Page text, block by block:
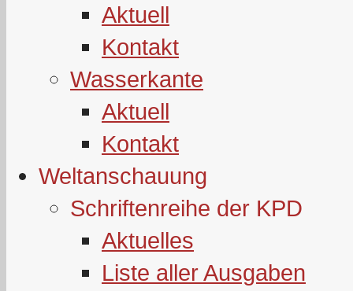
Aktuell
Kontakt
Wasserkante
Aktuell
Kontakt
Weltanschauung
Schriftenreihe der KPD
Aktuelles
Liste aller Ausgaben